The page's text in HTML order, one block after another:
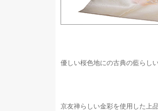
優しい桜色地にの古典の藍らし
京友禅らしい金彩を使用した上